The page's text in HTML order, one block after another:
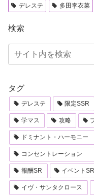
デレステ
多田李衣菜
検索
タグ
デレステ 限定SSR
学マス 攻略
ドミナント・ハーモニー
コンセントレーション
報酬SR イベントSR
イヴ・サンタクロース